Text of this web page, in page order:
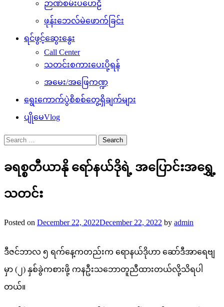
ဉာဏ်စမ်းပဟေဠိ
ဖုန်းဘေလ်မဲဖောက်ခြင်း
ရင်ဖွင့်ဆွေးနွေး
Call Center
သတင်းစကားပေးပို့ရန်
အမေး/အဖြေကဏ္ဍ
ရွေးကောက်ပွဲစိစစ်တွေ့ရှိချက်များ
ပျိုမေVlog
Search
for:
ခရစ္စတီယာနို ရော်နယ်ဒိုရဲ့ အပြောင်းအရွှေ့
သတင်း
Posted on December 22, 2022December 22, 2022 by admin
ဒီဇင်ဘာလ ၅ ရက်နေ့ကတည်းက ရောနယ်ဒိုဟာ ဆော်ဒီအာရေဗျ
မှာ (၂) နှစ်ခွဲကစားဖို့ ကနဦးသဘောတူညီထားတယ်လို့သိရပါ
တယ်။